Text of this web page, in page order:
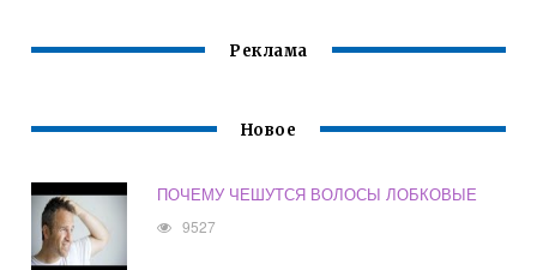
Реклама
Новое
ПОЧЕМУ ЧЕШУТСЯ ВОЛОСЫ ЛОБКОВЫЕ
9527